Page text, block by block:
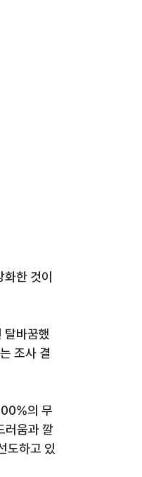
한 것이
탈바꿈했
조사 결
의 무
러움과 깔
도하고 있